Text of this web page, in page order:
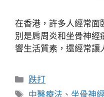
在香港，許多人經常面
別是肩周炎和坐骨神經
響生活質素，還經常讓
分
類
跌打
標
中醫療法 、坐骨神